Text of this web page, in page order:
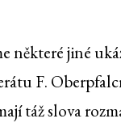
některé jiné
F.
táž slova